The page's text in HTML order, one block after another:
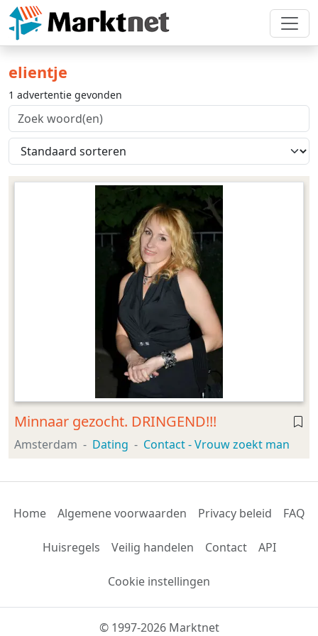
elientje
1 advertentie gevonden
Minnaar gezocht. DRINGEND!!!
Amsterdam Dating Contact - Vrouw zoekt man
Home Algemene voorwaarden Privacy beleid FAQ
Huisregels Veilig handelen Contact API
Cookie instellingen
© 1997-2026 Marktnet